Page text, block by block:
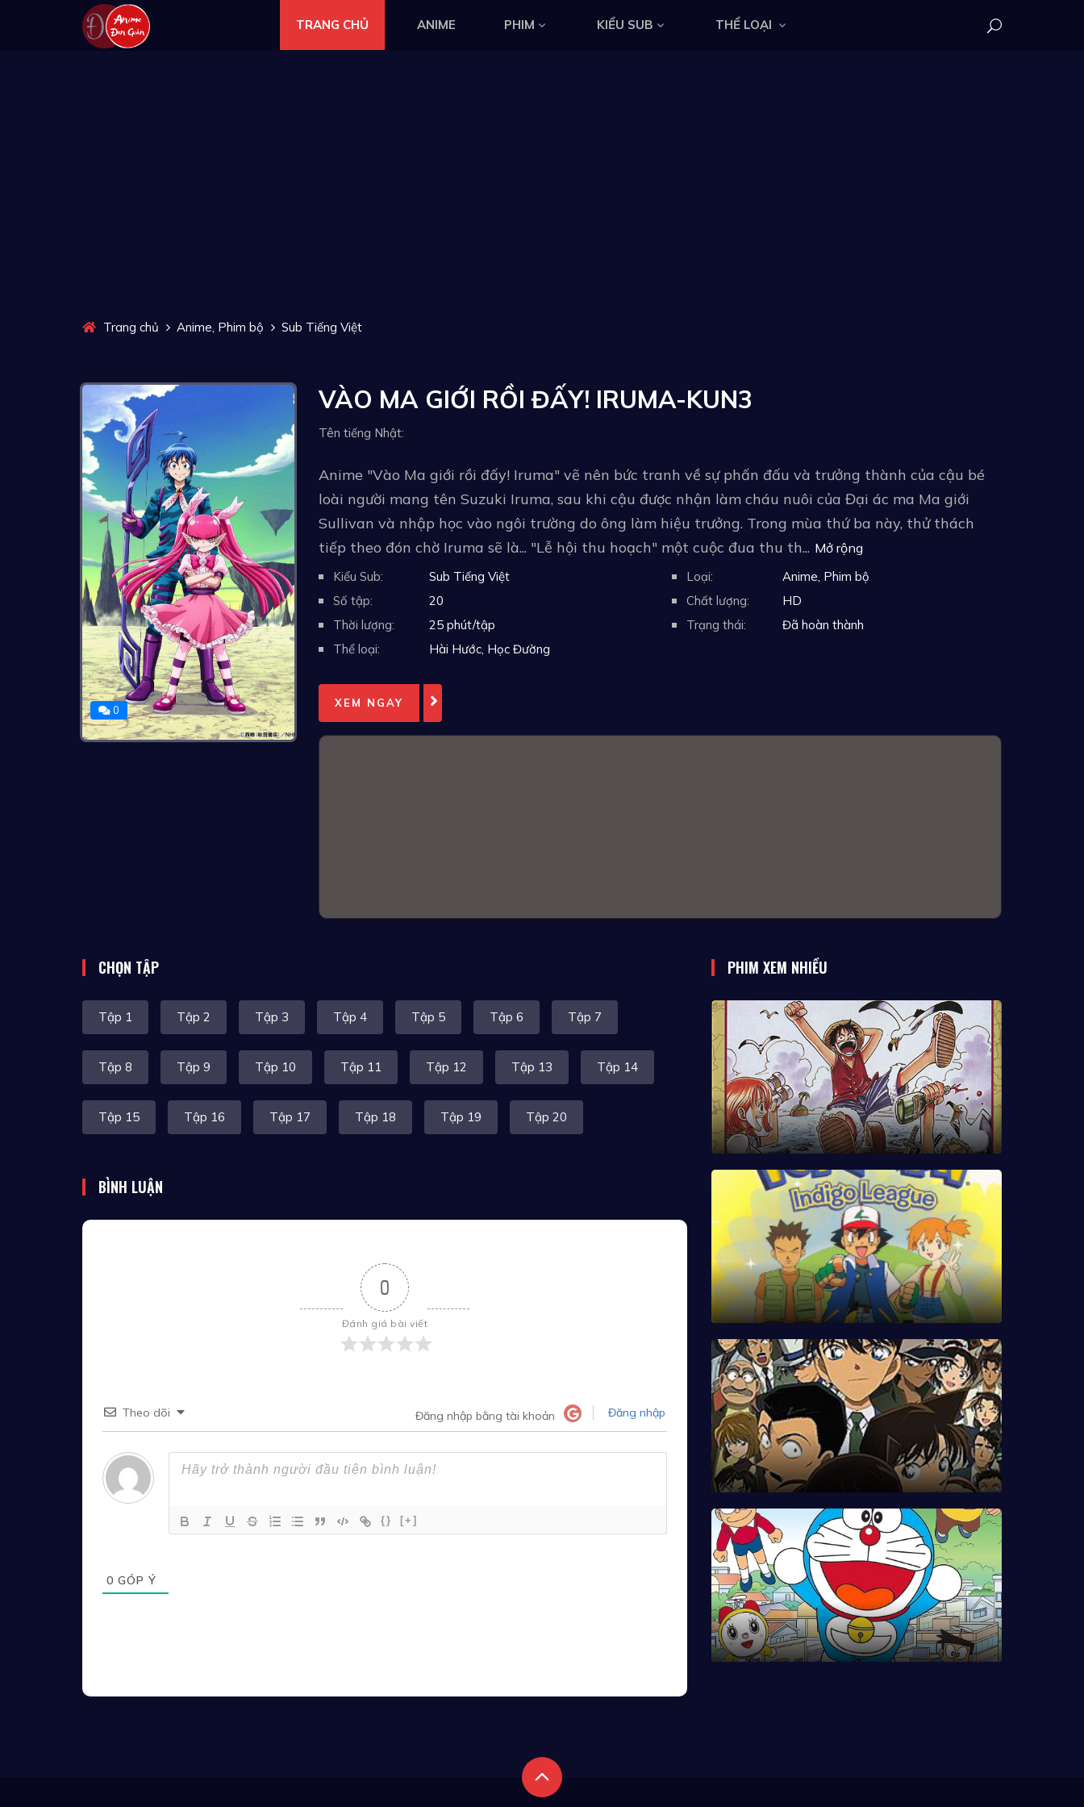
TRANG CHỦ ANIME PHIM KIỂU SUB THỂ LOẠI
Trang chủ Anime, Phim bộ Sub Tiếng Việt
0
VÀO MA GIỚI RỒI ĐẤY! IRUMA-KUN3
Tên tiếng Nhật:
Anime "Vào Ma giới rồi đấy! Iruma" vẽ nên bức tranh về sự phấn đấu và trưởng thành của cậu bé
loài người mang tên Suzuki Iruma, sau khi cậu được nhận làm cháu nuôi của Đại ác ma Ma giới
Sullivan và nhập học vào ngôi trường do ông làm hiệu trưởng. Trong mùa thứ ba này, thử thách
tiếp theo đón chờ Iruma sẽ là... "Lễ hội thu hoạch" một cuộc đua thu th... Mở rộng
Kiểu Sub:
Sub Tiếng Việt
Số tập:
20
Thời lượng:
25 phút/tập
Thể loại:
Hài Hước, Học Đường
Loại: Anime, Phim bộ
Chất lượng:
HD
Trạng thái:
Đã hoàn thành
XEM NGAY
CHỌN TẬP
Tập 1 Tập 2 Tập 3 Tập 4 Tập 5 Tập 6 Tập 7
Tập 8 Tập 9 Tập 10 Tập 11 Tập 12 Tập 13 Tập 14
Tập 15 Tập 16 Tập 17 Tập 18 Tập 19 Tập 20
BÌNH LUẬN
0
Đánh giá bài viết
Theo dõi Đăng nhập bằng tài khoản Đăng nhập
{} [+]
0 GÓP Ý
PHIM XEM NHIỀU